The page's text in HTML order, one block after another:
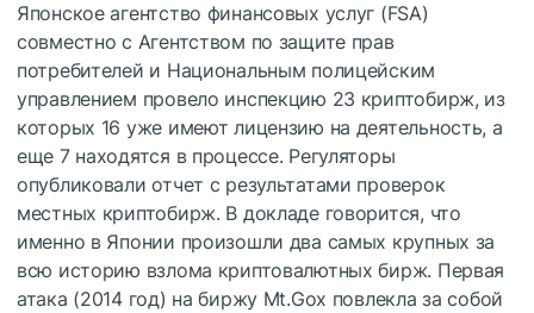
Японское агентство финансовых услуг (FSA)
совместно с Агентством по защите прав
потребителей и Национальным полицейским
управлением провело инспекцию 23 криптобирж, из
которых 16 уже имеют лицензию на деятельность, а
еще 7 находятся в процессе. Регуляторы
опубликовали отчет с результатами проверок
местных криптобирж. В докладе говорится, что
именно в Японии произошли два самых крупных за
всю историю взлома криптовалютных бирж. Первая
атака (2014 год) на биржу Mt.Gox повлекла за собой